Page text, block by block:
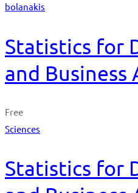
bolanakis
Statistics for
and Business
Free
Sciences
Statistics for